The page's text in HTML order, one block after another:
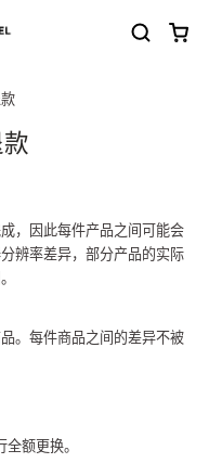
，因此每件产品之间可能会
辨率差异，部分产品的实际
。每件商品之间的差异不被
额更换。